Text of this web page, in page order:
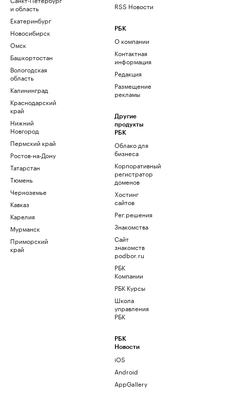
и область
Екатеринбург
Новосибирск
Омск
Башкортостан
Вологодская
область
Калининград
Краснодарский
край
Нижний
Новгород
Пермский край
Ростов-на-Дону
Татарстан
Тюмень
Черноземье
Кавказ
Карелия
Мурманск
Приморский
край
RSS Новости
РБК
О компании
Контактная
информация
Редакция
Размещение
рекламы
Другие
продукты
РБК
Облако для
бизнеса
Корпоративный
регистратор
доменов
Хостинг
сайтов
Рег.решения
Знакомства
Сайт
знакомств
podbor.ru
РБК
Компании
РБК Курсы
Школа
управления
РБК
РБК
Новости
iOS
Android
AppGallery